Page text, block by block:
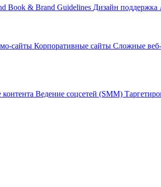
Book & Brand Guidelines Дизайн поддержка
сайты Корпоративные сайты Сложные
Ведение соцсетей (SMM)